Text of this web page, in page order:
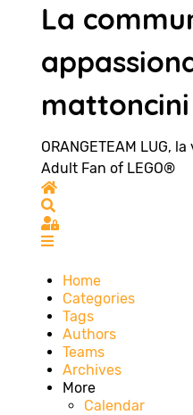
La
mattoncini
ORANGETEAM LUG,
Adult Fan of LEGO®
Home
Sign In
Home
Categories
Tags
Authors
Teams
Archives
More
Calendar